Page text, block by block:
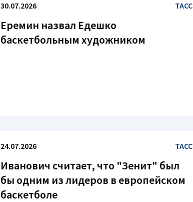
30.07.2026 ТАСС
Еремин назвал Едешко
баскетбольным художником
24.07.2026 ТАСС
Иванович считает, что "Зенит" был
бы одним из лидеров в европейском
баскетболе